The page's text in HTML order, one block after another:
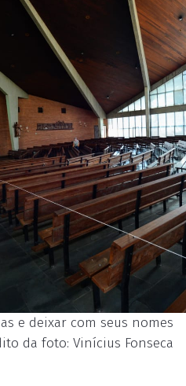
e deixar com seus nomes
da foto: Vinícius Fonseca